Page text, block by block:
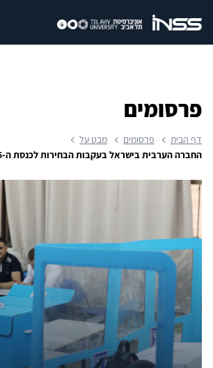
פרסומים
דף הבית פרסומים
מבט על
החברה הערבית בישראל בעקבות הבחירות לכנסת ה-25